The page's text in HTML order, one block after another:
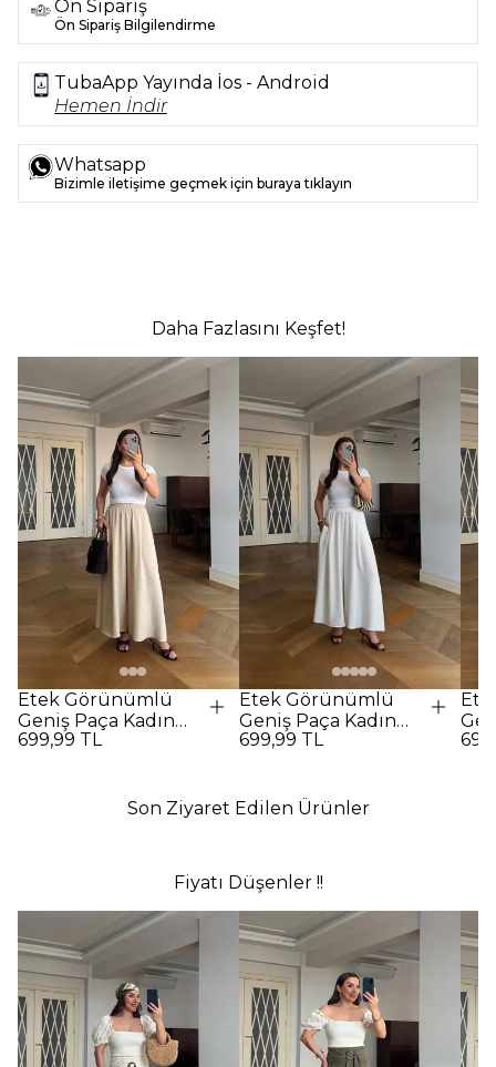
Ön Sipariş
Ön Sipariş Bilgilendirme
TubaApp Yayında İos - Android
Hemen İndir
Whatsapp
Bizimle iletişime geçmek için buraya tıklayın
Daha Fazlasını Keşfet!
Etek Görünümlü
Geniş Paça Kadın
Pantolon - Bej
699,99 TL
Etek Görünümlü
Geniş Paça Kadın
Pantolon - Beyaz
699,99 TL
Son Ziyaret Edilen Ürünler
Fiyatı Düşenler !!